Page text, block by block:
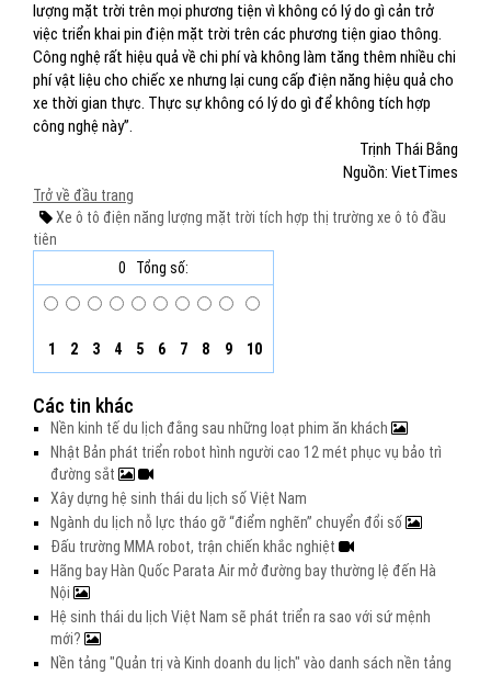
lượng mặt trời trên mọi phương tiện vì không có lý do gì cản trở
việc triển khai pin điện mặt trời trên các phương tiện giao thông.
Công nghệ rất hiệu quả về chi phí và không làm tăng thêm nhiều chi
phí vật liệu cho chiếc xe nhưng lại cung cấp điện năng hiệu quả cho
xe thời gian thực. Thực sự không có lý do gì để không tích hợp
công nghệ này”.
Trịnh Thái Bằng
Nguồn: VietTimes
Trở về đầu trang
Xe ô tô điện năng lượng mặt trời tích hợp thị trường xe ô tô đầu
tiên
0
Tổng số:
1 2 3 4 5 6 7 8 9 10
Các tin khác
Nền kinh tế du lịch đằng sau những loạt phim ăn khách
Nhật Bản phát triển robot hình người cao 12 mét phục vụ bảo trì
đường sắt
Xây dựng hệ sinh thái du lịch số Việt Nam
Ngành du lịch nỗ lực tháo gỡ “điểm nghẽn” chuyển đổi số
Đấu trường MMA robot, trận chiến khắc nghiệt
Hãng bay Hàn Quốc Parata Air mở đường bay thường lệ đến Hà
Nội
Hệ sinh thái du lịch Việt Nam sẽ phát triển ra sao với sứ mệnh
mới?
Nền tảng "Quản trị và Kinh doanh du lịch" vào danh sách nền tảng